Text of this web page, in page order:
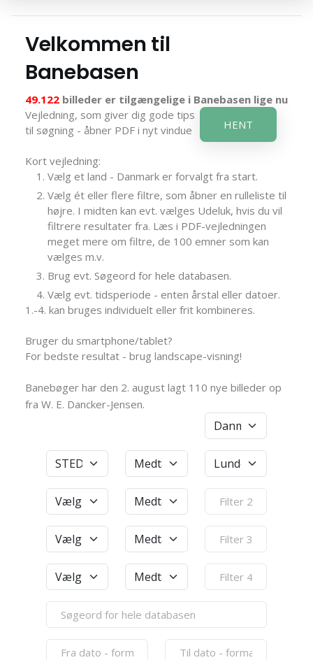
Velkommen til
Banebasen
49.122 billeder er tilgængelige i Banebasen lige nu
Vejledning, som giver dig gode tips
til søgning - åbner PDF i nyt vindue
HENT
Kort vejledning:
Vælg et land - Danmark er forvalgt fra start.
Vælg ét eller flere filtre, som åbner en rulleliste til
højre. I midten kan evt. vælges Udeluk, hvis du vil
filtrere resultater fra. Læs i PDF-vejledningen
meget mere om filtre, de 100 emner som kan
vælges m.v.
Brug evt. Søgeord for hele databasen.
Vælg evt. tidsperiode - enten årstal eller datoer.
1.-4. kan bruges individuelt eller frit kombineres.
Bruger du smartphone/tablet?
For bedste resultat - brug landscape-visning!
Banebøger har den 2. august lagt 110 nye billeder op
fra W. E. Dancker-Jensen.